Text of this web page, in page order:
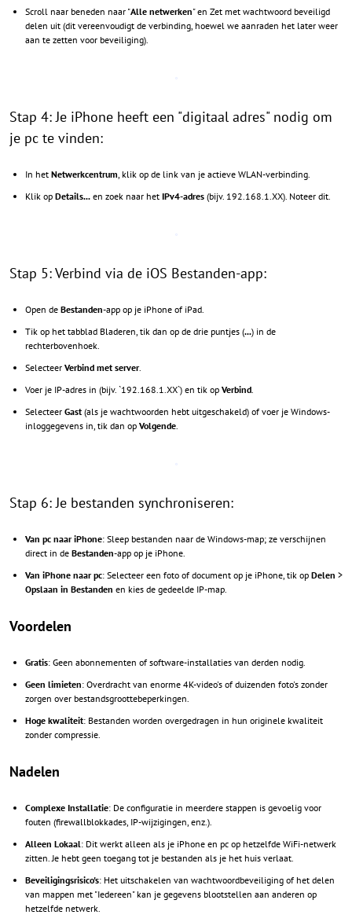
Scroll naar beneden naar "Alle netwerken" en Zet met wachtwoord beveiligd
delen uit (dit vereenvoudigt de verbinding, hoewel we aanraden het later weer
aan te zetten voor beveiliging).
Stap 4: Je iPhone heeft een "digitaal adres" nodig om
je pc te vinden:
In het Netwerkcentrum, klik op de link van je actieve WLAN-verbinding.
Klik op Details... en zoek naar het IPv4-adres (bijv. 192.168.1.XX). Noteer dit.
Stap 5: Verbind via de iOS Bestanden-app:
Open de Bestanden-app op je iPhone of iPad.
Tik op het tabblad Bladeren, tik dan op de drie puntjes (...) in de
rechterbovenhoek.
Selecteer Verbind met server.
Voer je IP-adres in (bijv. `192.168.1.XX`) en tik op Verbind.
Selecteer Gast (als je wachtwoorden hebt uitgeschakeld) of voer je Windows-
inloggegevens in, tik dan op Volgende.
Stap 6: Je bestanden synchroniseren:
Van pc naar iPhone: Sleep bestanden naar de Windows-map; ze verschijnen
direct in de Bestanden-app op je iPhone.
Van iPhone naar pc: Selecteer een foto of document op je iPhone, tik op Delen >
Opslaan in Bestanden en kies de gedeelde IP-map.
Voordelen
Gratis: Geen abonnementen of software-installaties van derden nodig.
Geen limieten: Overdracht van enorme 4K-video's of duizenden foto's zonder
zorgen over bestandsgroottebeperkingen.
Hoge kwaliteit: Bestanden worden overgedragen in hun originele kwaliteit
zonder compressie.
Nadelen
Complexe Installatie: De configuratie in meerdere stappen is gevoelig voor
fouten (firewallblokkades, IP-wijzigingen, enz.).
Alleen Lokaal: Dit werkt alleen als je iPhone en pc op hetzelfde WiFi-netwerk
zitten. Je hebt geen toegang tot je bestanden als je het huis verlaat.
Beveiligingsrisico's: Het uitschakelen van wachtwoordbeveiliging of het delen
van mappen met "Iedereen" kan je gegevens blootstellen aan anderen op
hetzelfde netwerk.